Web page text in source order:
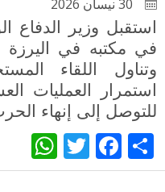
استقبل وزير الدفاع
في مكتبه في اليرزة
وتناول اللقاء
استمرار العمليات
للتوصل إلى إنهاء
Share
Facebook
Twitter